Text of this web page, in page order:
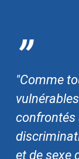
”
"Comme
confrontés
et de sexe